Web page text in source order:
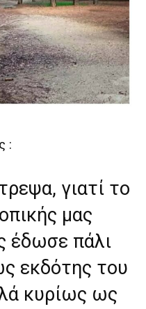
:
γιατί το
μας
έδωσε πάλι
εκδότης του
κυρίως ως